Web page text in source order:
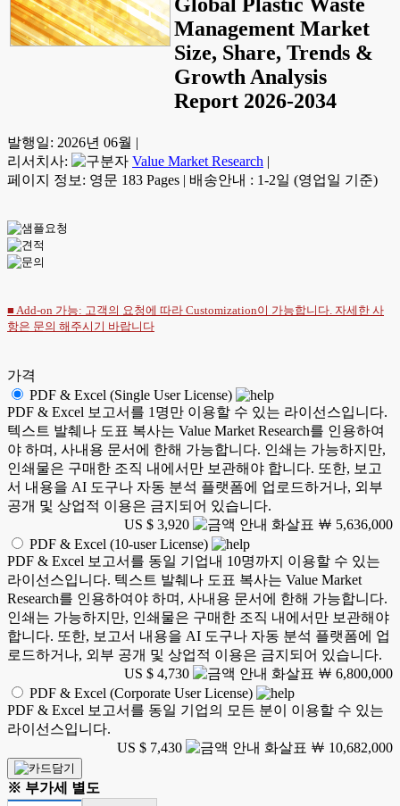
Management Market
Size, Share, Trends &
Growth Analysis
Report 2026-2034
발행일: 2026년 06월 |
리서치사:
Value Market Research |
페이지 정보: 영문 183 Pages | 배송안내 : 1-2일 (영업일 기준)
■ Add-on 가능: 고객의 요청에 따라 Customization이 가능합니다. 자세한 사
항은 문의 해주시기 바랍니다
가격
PDF & Excel (Single User License)
PDF & Excel 보고서를 1명만 이용할 수 있는 라이선스입니다.
텍스트 발췌나 도표 복사는 Value Market Research를 인용하여
야 하며, 사내용 문서에 한해 가능합니다. 인쇄는 가능하지만,
인쇄물은 구매한 조직 내에서만 보관해야 합니다. 또한, 보고
서 내용을 AI 도구나 자동 분석 플랫폼에 업로드하거나, 외부
공개 및 상업적 이용은 금지되어 있습니다.
US $ 3,920
￦ 5,636,000
PDF & Excel (10-user License)
PDF & Excel 보고서를 동일 기업내 10명까지 이용할 수 있는
라이선스입니다. 텍스트 발췌나 도표 복사는 Value Market
Research를 인용하여야 하며, 사내용 문서에 한해 가능합니다.
인쇄는 가능하지만, 인쇄물은 구매한 조직 내에서만 보관해야
합니다. 또한, 보고서 내용을 AI 도구나 자동 분석 플랫폼에 업
로드하거나, 외부 공개 및 상업적 이용은 금지되어 있습니다.
US $ 4,730
￦ 6,800,000
PDF & Excel (Corporate User License)
PDF & Excel 보고서를 동일 기업의 모든 분이 이용할 수 있는
라이선스입니다.
US $ 7,430
￦ 10,682,000
※ 부가세 별도